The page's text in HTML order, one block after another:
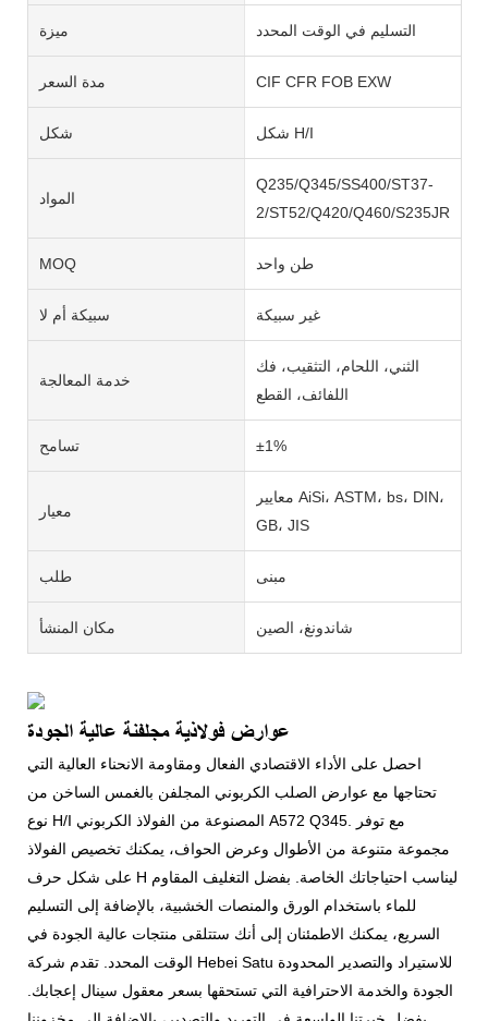
ميزة التسليم في الوقت المحدد
مدة السعر CIF CFR FOB EXW
شكل شكل H/I
المواد
Q235/Q345/SS400/ST37-
2/ST52/Q420/Q460/S235JR/
MOQ طن واحد
سبيكة أم لا غير سبيكة
خدمة المعالجة
الثني، اللحام، التثقيب، فك
اللفائف، القطع
تسامح ±1%
معيار
معايير AiSi، ASTM، bs، DIN،
GB، JIS
طلب مبنى
مكان المنشأ شاندونغ، الصين
عوارض فولاذية مجلفنة عالية الجودة
احصل على الأداء الاقتصادي الفعال ومقاومة الانحناء العالية التي
تحتاجها مع عوارض الصلب الكربوني المجلفن بالغمس الساخن من
نوع H/I المصنوعة من الفولاذ الكربوني A572 Q345. مع توفر
مجموعة متنوعة من الأطوال وعرض الحواف، يمكنك تخصيص الفولاذ
على شكل حرف H ليناسب احتياجاتك الخاصة. بفضل التغليف المقاوم
للماء باستخدام الورق والمنصات الخشبية، بالإضافة إلى التسليم
السريع، يمكنك الاطمئنان إلى أنك ستتلقى منتجات عالية الجودة في
الوقت المحدد. تقدم شركة Hebei Satu للاستيراد والتصدير المحدودة
الجودة والخدمة الاحترافية التي تستحقها بسعر معقول سينال إعجابك.